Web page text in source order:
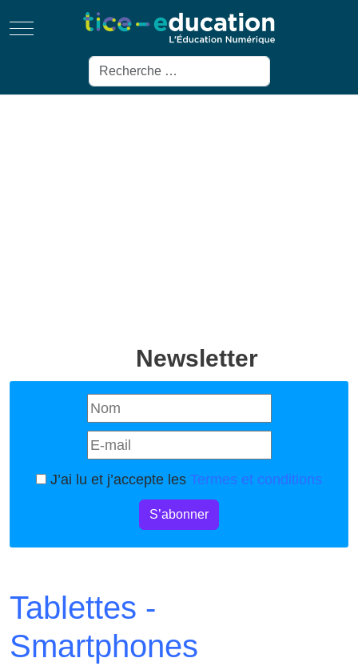
Mobile Menu Toggle
Rechercher
Newsletter
J’ai lu et j’accepte les Termes et conditions
S’abonner
Tablettes -
Smartphones